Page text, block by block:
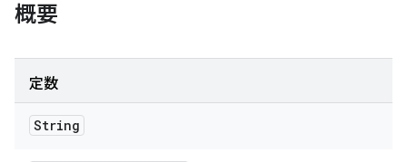
概要
定数
String